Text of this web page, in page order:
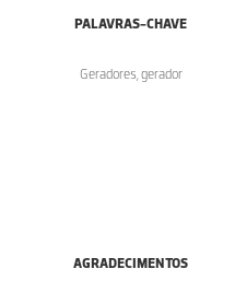
PALAVRAS-CHAVE
Geradores, gerador
AGRADECIMENTOS